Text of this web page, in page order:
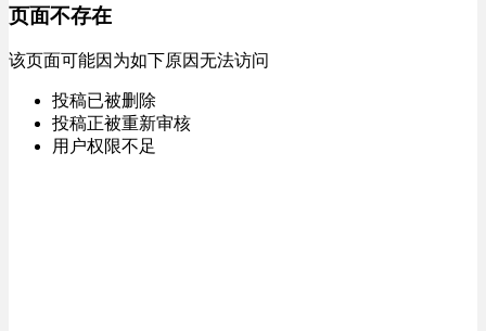
页面不存在
该页面可能因为如下原因无法访问
投稿已被删除
投稿正被重新审核
用户权限不足